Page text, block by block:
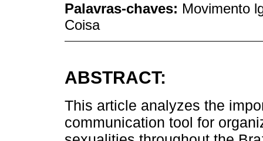
Palavras-chaves: Movimento
Coisa
ABSTRACT:
This article analyzes the
communication tool for